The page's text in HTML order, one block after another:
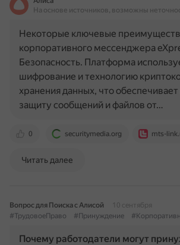
На основе источников, возможны
0 securitymedia.org mts-
Некоторые ключевые
корпоративного мессенджера
Безопасность. Платформа
шифрование и технологию
хранения данных, что
защиту сообщений и файлов от…
Читать далее
Вопрос для Поиска с Алисой
10 сентября
#ТрудовоеПраво
#Принуждение
Почему работодатели могут